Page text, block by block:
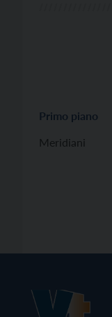
Primo piano
Meridiani